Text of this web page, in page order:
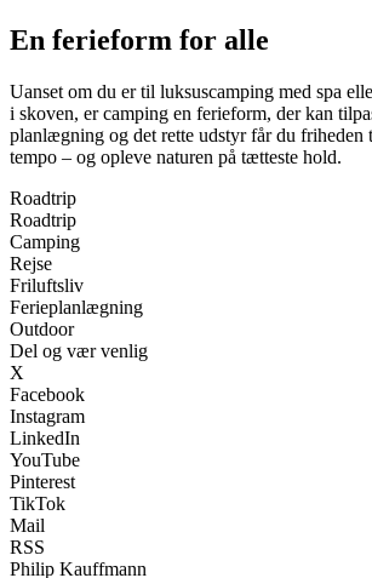
En ferieform for alle
Uanset om du er til luksuscamping med spa
i skoven, er camping en ferieform, der kan
planlægning og det rette udstyr får du friheden
tempo – og opleve naturen på tætteste hold.
Roadtrip
Roadtrip
Camping
Rejse
Friluftsliv
Ferieplanlægning
Outdoor
Del og vær venlig
X
Facebook
Instagram
LinkedIn
YouTube
Pinterest
TikTok
Mail
RSS
Philip Kauffmann